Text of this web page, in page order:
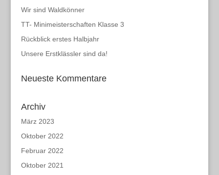
Wir sind Waldkönner
TT- Minimeisterschaften Klasse 3
Rückblick erstes Halbjahr
Unsere Erstklässler sind da!
Neueste Kommentare
Archiv
März 2023
Oktober 2022
Februar 2022
Oktober 2021